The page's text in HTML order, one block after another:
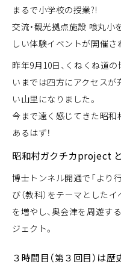
まるで小学校の授業?!
交流・観光拠点施設 喰丸小
しい体験イベントが開催さ
昨年9月10日、くねくね道の
いまでは四方にアクセスが
い山里になりました。
今まで遠く感じてきた昭和
あるはず！
昭和村ガクチカproject
博士トンネル開通で「より
び（教科）をテーマとした
を増やし、奥会津を周遊す
ジェクト。
３時間目（第３回目）は